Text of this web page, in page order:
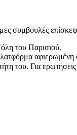
συμβουλές
του Παρισιού.
του. Για